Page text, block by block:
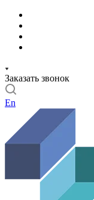
Заказать звонок
En